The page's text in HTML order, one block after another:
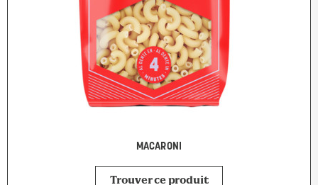
MACARONI
Trouver ce produit